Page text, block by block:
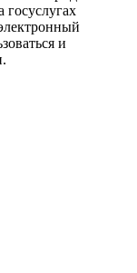
госуслугах
и